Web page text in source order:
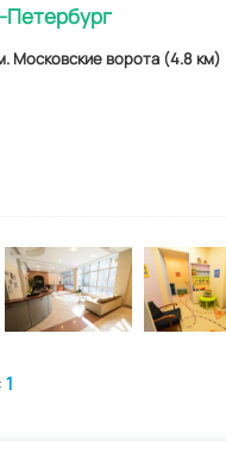
Московские ворота (4.8 км)
1